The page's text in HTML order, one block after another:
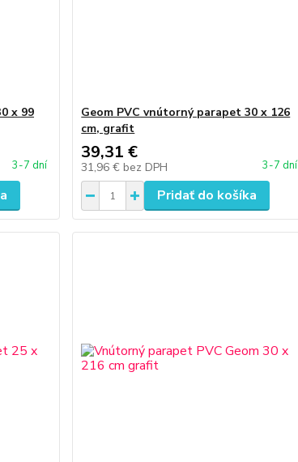
x 99
3-7 dní
Geom PVC vnútorný parapet 30 x 126
cm, grafit
39,31 €
31,96 € bez DPH 3-7 dní
Pridať do košíka